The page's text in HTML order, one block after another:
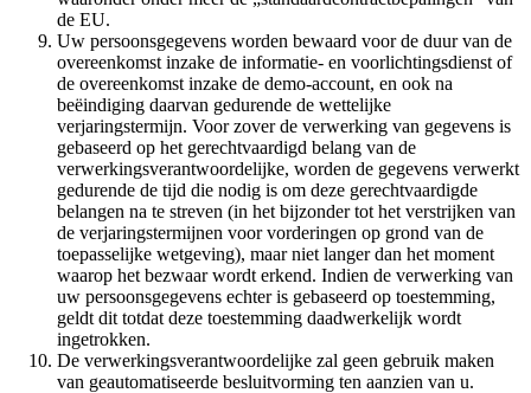
de EU.
Uw persoonsgegevens worden bewaard voor de duur van de
overeenkomst inzake de informatie- en voorlichtingsdienst of
de overeenkomst inzake de demo-account, en ook na
beëindiging daarvan gedurende de wettelijke
verjaringstermijn. Voor zover de verwerking van gegevens is
gebaseerd op het gerechtvaardigd belang van de
verwerkingsverantwoordelijke, worden de gegevens verwerkt
gedurende de tijd die nodig is om deze gerechtvaardigde
belangen na te streven (in het bijzonder tot het verstrijken van
de verjaringstermijnen voor vorderingen op grond van de
toepasselijke wetgeving), maar niet langer dan het moment
waarop het bezwaar wordt erkend. Indien de verwerking van
uw persoonsgegevens echter is gebaseerd op toestemming,
geldt dit totdat deze toestemming daadwerkelijk wordt
ingetrokken.
De verwerkingsverantwoordelijke zal geen gebruik maken
van geautomatiseerde besluitvorming ten aanzien van u.